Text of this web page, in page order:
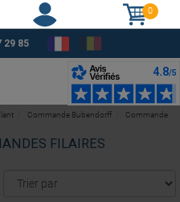
0
29 85
FILAIRES
Commande Bubendorff
Commande